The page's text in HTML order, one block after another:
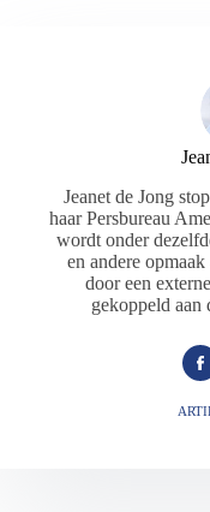
Jeanet de Jong
haar Persbureau
wordt onder
en andere
door een
gekoppeld aan